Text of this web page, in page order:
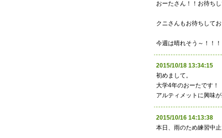
おーたさん！！お待ち
クニさんもお待ちして
今週は晴れそう～！！！
2015/10/18 13:34:15
初めまして。
大学4年のおーたです！
アルティメットに興味
2015/10/16 14:13:38
本日、雨のため練習中